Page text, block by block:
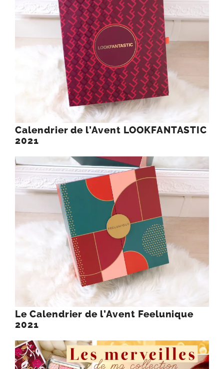
Calendrier de l’Avent LOOKFANTASTIC
2021
Le Calendrier de l’Avent Feelunique
2021